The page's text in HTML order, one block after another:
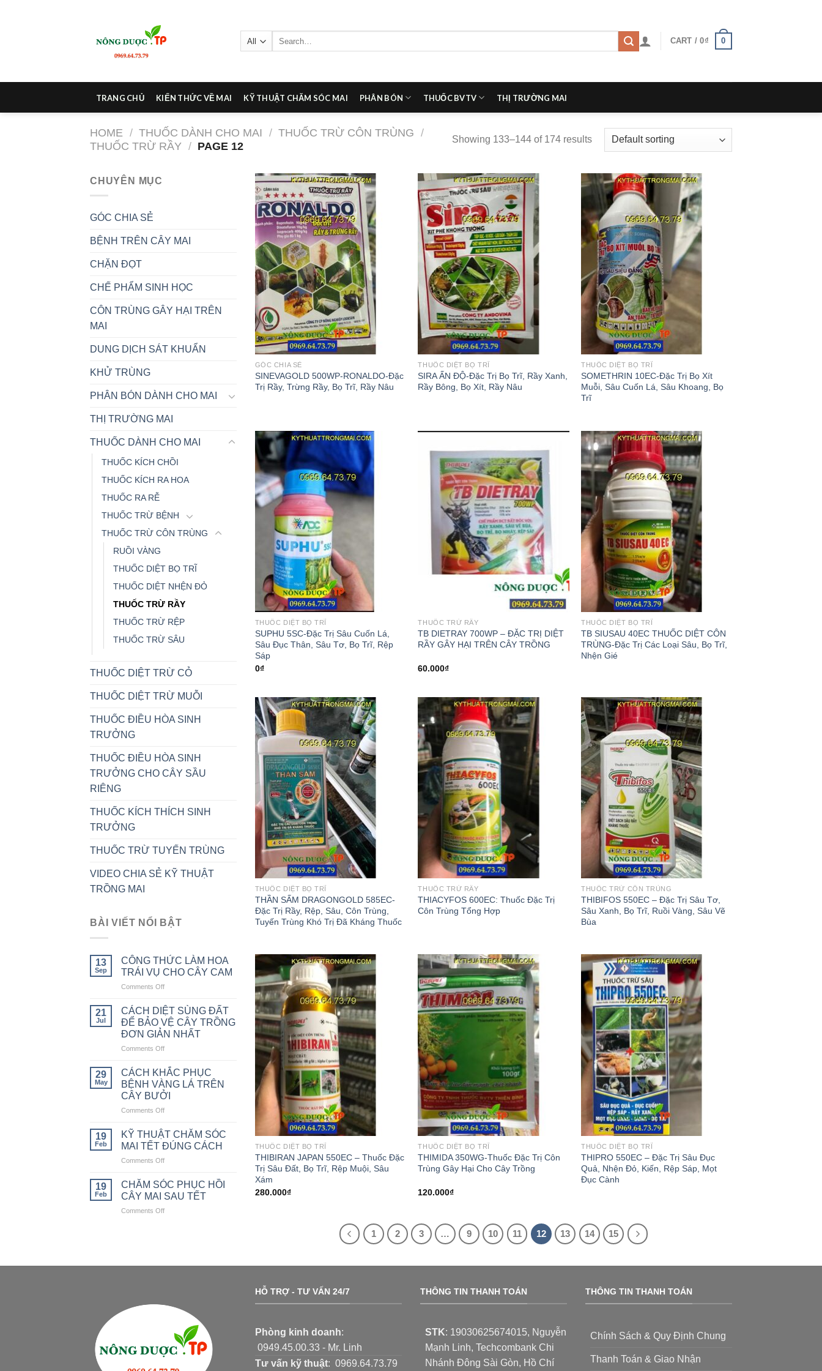
Search
CART /0₫ 0
TRANG CHỦ KIẾN THỨC VỀ MAI KỸ THUẬT CHĂM SÓC MAI PHÂN BÓN THUỐC BVTV THỊ TRƯỜNG MAI
HOME / THUỐC DÀNH CHO MAI / THUỐC TRỪ CÔN TRÙNG /
THUỐC TRỪ RẦY / PAGE 12
Showing 133–144 of 174 results
CHUYÊN MỤC
GÓC CHIA SẺ
BỆNH TRÊN CÂY MAI
CHẶN ĐỌT
CHẾ PHẨM SINH HỌC
CÔN TRÙNG GÂY HẠI TRÊN
MAI
DUNG DỊCH SÁT KHUẨN
KHỬ TRÙNG
PHÂN BÓN DÀNH CHO MAI
THỊ TRƯỜNG MAI
THUỐC DÀNH CHO MAI
THUỐC KÍCH CHỒI
THUỐC KÍCH RA HOA
THUỐC RA RỄ
THUỐC TRỪ BỆNH
THUỐC TRỪ CÔN TRÙNG
RUỒI VÀNG
THUỐC DIỆT BỌ TRĨ
THUỐC DIỆT NHỆN ĐỎ
THUỐC TRỪ RẦY
THUỐC TRỪ RỆP
THUỐC TRỪ SÂU
THUỐC DIỆT TRỪ CỎ
THUỐC DIỆT TRỪ MUỖI
THUỐC ĐIỀU HÒA SINH
TRƯỞNG
THUỐC ĐIỀU HÒA SINH
TRƯỞNG CHO CÂY SẦU
RIÊNG
THUỐC KÍCH THÍCH SINH
TRƯỞNG
THUỐC TRỪ TUYẾN TRÙNG
VIDEO CHIA SẺ KỸ THUẬT
TRỒNG MAI
BÀI VIẾT NỔI BẬT
13
Sep
CÔNG THỨC LÀM HOA
TRÁI VỤ CHO CÂY CAM
Comments Off
THỨC
LÀM
HOA
TRÁI
CÂY
CAM
21
Jul
CÁCH DIỆT SÙNG ĐẤT
ĐỂ BẢO VỆ CÂY TRỒNG
ĐƠN GIẢN NHẤT
Comments Off
DIỆT
SÙNG
ĐẤT
ĐỂ
CÂY
TRỒNG
29
May
CÁCH KHẮC PHỤC
BỆNH VÀNG LÁ TRÊN
CÂY BƯỞI
Comments Off
KHẮC
PHỤC
BỆNH
TRÊN
CÂY
19
Feb
KỸ THUẬT CHĂM SÓC
MAI TẾT ĐÚNG CÁCH
Comments Off
THUẬT
CHĂM
SÓC
19
Feb
CHĂM SÓC PHỤC HỒI
CÂY MAI SAU TẾT
Comments Off
Add to
wishlist
GÓC CHIA SẺ
SINEVAGOLD 500WP-RONALDO-Đặc
Trị Rầy, Trừng Rầy, Bọ Trĩ, Rầy Nâu
Add to
THUỐC DIỆT BỌ TRĨ
SIRA ẤN ĐỘ-Đặc Trị Bọ Trĩ, Rầy Xanh,
Rầy Bông, Bọ Xít, Rầy Nâu
Add to
THUỐC DIỆT BỌ TRĨ
SOMETHRIN 10EC-Đặc Trị Bọ Xít
Muỗi, Sâu Cuốn Lá, Sâu Khoang, Bọ
Trĩ
wishlist
THUỐC DIỆT BỌ TRĨ
SUPHU 5SC-Đặc Trị Sâu Cuốn Lá,
Sâu Đục Thân, Sâu Tơ, Bọ Trĩ, Rệp
Sáp
0₫
Add to
wishlist
THUỐC TRỪ RẦY
TB DIETRAY 700WP – ĐẶC TRỊ DIỆT
RẦY GÂY HẠI TRÊN CÂY TRỒNG
60.000₫
wishlist
THUỐC DIỆT BỌ TRĨ
TB SIUSAU 40EC THUỐC DIỆT CÔN
TRÙNG-Đặc Trị Các Loại Sâu, Bọ Trĩ,
Nhện Gié
Add to
wishlist
THUỐC DIỆT BỌ TRĨ
THẦN SẤM DRAGONGOLD 585EC-
Đặc Trị Rầy, Rệp, Sâu, Côn Trùng,
Tuyến Trùng Khó Trị Đã Kháng Thuốc
wishlist
THUỐC TRỪ RẦY
THIACYFOS 600EC: Thuốc Đặc Trị
Côn Trùng Tổng Hợp
Add to
wishlist
THUỐC TRỪ CÔN TRÙNG
THIBIFOS 550EC – Đặc Trị Sâu Tơ,
Sâu Xanh, Bọ Trĩ, Ruồi Vàng, Sâu Vẽ
Bùa
Add to
wishlist
THUỐC DIỆT BỌ TRĨ
THIBIRAN JAPAN 550EC – Thuốc Đặc
Trị Sâu Đất, Bọ Trĩ, Rệp Muội, Sâu
Xám
280.000₫
Add to
wishlist
THUỐC DIỆT BỌ TRĨ
THIMIDA 350WG-Thuốc Đặc Trị Côn
Trùng Gây Hại Cho Cây Trồng
120.000₫
wishlist
THUỐC DIỆT BỌ TRĨ
THIPRO 550EC – Đặc Trị Sâu Đục
Quả, Nhện Đỏ, Kiến, Rệp Sáp, Mọt
Đục Cành
1 2 3 … 9 10 11 12 13 14 15
HỖ TRỢ - TƯ VẤN 24/7
Phòng kinh doanh:
0949.45.00.33 - Mr. Linh
Tư vấn kỹ thuật: 0969.64.73.79
THÔNG TIN THANH TOÁN
STK: 19030625674015, Nguyễn
Mạnh Linh, Techcombank Chi
Nhánh Đông Sài Gòn, Hồ Chí
THÔNG TIN THANH TOÁN
Chính Sách & Quy Định Chung
Thanh Toán & Giao Nhận